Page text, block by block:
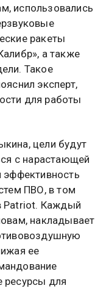
использовались
ракеты
а также
Такое
эксперт,
для работы
цели будут
с нарастающей
эффективность
ПВО, в том
Patriot. Каждый
накладывает
ее
ресурсы для